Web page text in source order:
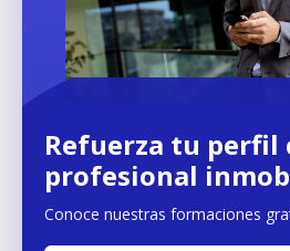
Refuerza tu perfil
profesional
Conoce nuestras formaciones